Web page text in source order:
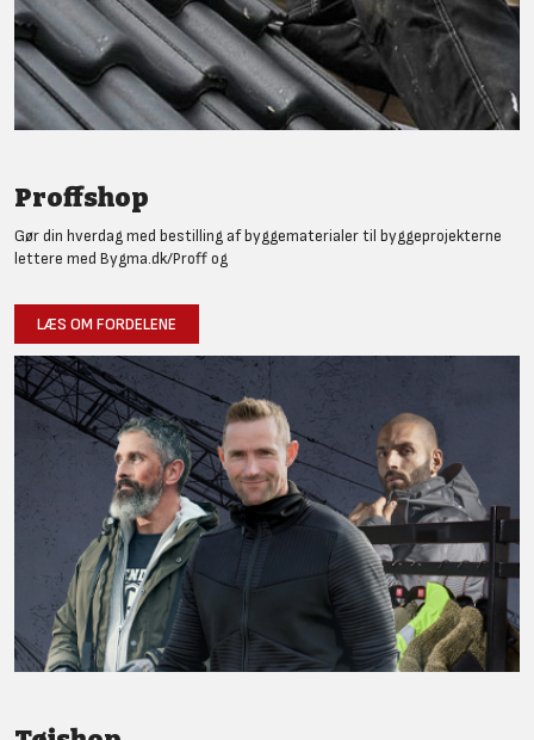
Proffshop
Gør din hverdag med bestilling af byggematerialer til byggeprojekterne
lettere med Bygma.dk/Proff og
LÆS OM FORDELENE